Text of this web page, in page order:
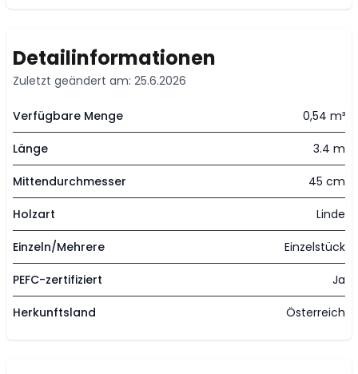
Detailinformationen
Zuletzt geändert am: 25.6.2026
Verfügbare Menge 0,54 m³
Länge 3.4 m
Mittendurchmesser 45 cm
Holzart Linde
Einzeln/Mehrere Einzelstück
PEFC-zertifiziert Ja
Herkunftsland Österreich